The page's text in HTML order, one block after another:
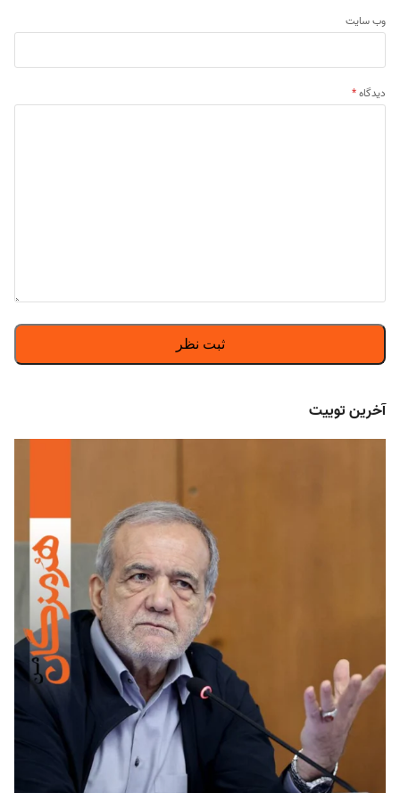
وب‌ سایت
دیدگاه*
آخرین توییت